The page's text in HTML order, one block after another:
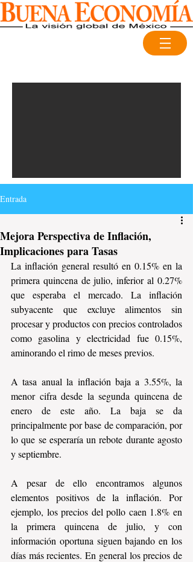
Entrada
Mejora Perspectiva de Inflación,
Implicaciones para Tasas
La inflación general resultó en 0.15% en la
primera quincena de julio, inferior al 0.27%
que esperaba el mercado. La inflación
subyacente que excluye alimentos sin
procesar y productos con precios controlados
como gasolina y electricidad fue 0.15%,
aminorando el rimo de meses previos.
A tasa anual la inflación baja a 3.55%, la
menor cifra desde la segunda quincena de
enero de este año. La baja se da
principalmente por base de comparación, por
lo que se esperaría un rebote durante agosto
y septiembre.
A pesar de ello encontramos algunos
elementos positivos de la inflación. Por
ejemplo, los precios del pollo caen 1.8% en
la primera quincena de julio, y con
información oportuna siguen bajando en los
días más recientes. En general los precios de